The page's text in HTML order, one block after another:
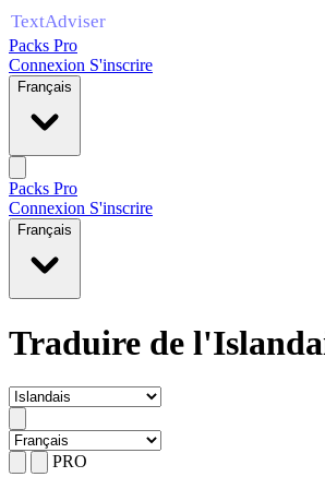
Packs Pro
Connexion S'inscrire
Français
Packs Pro
Connexion S'inscrire
Français
Traduire de
PRO